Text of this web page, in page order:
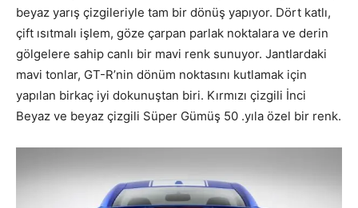
beyaz yarış çizgileriyle tam bir dönüş yapıyor. Dört katlı,
çift ısıtmalı işlem, göze çarpan parlak noktalara ve derin
gölgelere sahip canlı bir mavi renk sunuyor. Jantlardaki
mavi tonlar, GT-R’nin dönüm noktasını kutlamak için
yapılan birkaç iyi dokunuştan biri. Kırmızı çizgili İnci
Beyaz ve beyaz çizgili Süper Gümüş 50 .yıla özel bir renk.